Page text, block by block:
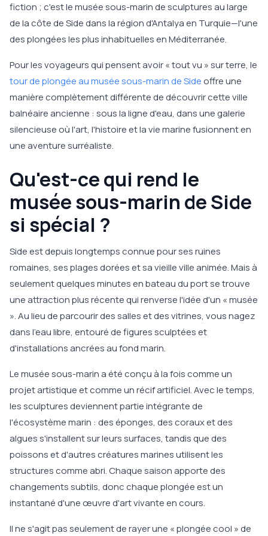
fiction ; c'est le musée sous-marin de sculptures au large
de la côte de Side dans la région d'Antalya en Turquie—l'une
des plongées les plus inhabituelles en Méditerranée.
Pour les voyageurs qui pensent avoir « tout vu » sur terre, le
tour de plongée au musée sous-marin de Sideoffre une
manière complètement différente de découvrir cette ville
balnéaire ancienne : sous la ligne d'eau, dans une galerie
silencieuse où l'art, l'histoire et la vie marine fusionnent en
une aventure surréaliste.
Qu'est-ce qui rend le
musée sous-marin de Side
si spécial ?
Side est depuis longtemps connue pour ses ruines
romaines, ses plages dorées et sa vieille ville animée. Mais à
seulement quelques minutes en bateau du port se trouve
une attraction plus récente qui renverse l'idée d'un « musée
». Au lieu de parcourir des salles et des vitrines, vous nagez
dans l'eau libre, entouré de figures sculptées et
d'installations ancrées au fond marin.
Le musée sous-marin a été conçu à la fois comme un
projet artistique et comme un récif artificiel. Avec le temps,
les sculptures deviennent partie intégrante de
l'écosystème marin : des éponges, des coraux et des
algues s'installent sur leurs surfaces, tandis que des
poissons et d'autres créatures marines utilisent les
structures comme abri. Chaque saison apporte des
changements subtils, donc chaque plongée est un
instantané d'une œuvre d'art vivante en cours.
Il ne s'agit pas seulement de rayer une « plongée cool » de